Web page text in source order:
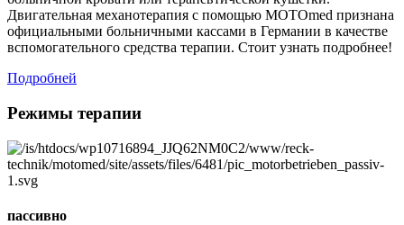
Двигательная механотерапия с помощью MOTOmed признана
официальными больничными кассами в Германии в качестве
вспомогательного средства терапии. Стоит узнать подробнее!
Подробней
Режимы терапии
пассивно